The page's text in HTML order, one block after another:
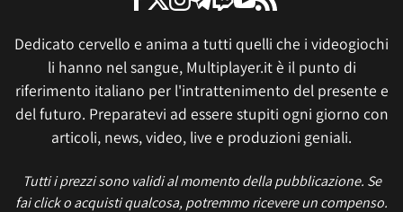
Dedicato cervello e anima a tutti quelli che i videogiochi
li hanno nel sangue, Multiplayer.it è il punto di
riferimento italiano per l'intrattenimento del presente e
del futuro. Preparatevi ad essere stupiti ogni giorno con
articoli, news, video, live e produzioni geniali.
Tutti i prezzi sono validi al momento della pubblicazione. Se
fai click o acquisti qualcosa, potremmo ricevere un compenso.